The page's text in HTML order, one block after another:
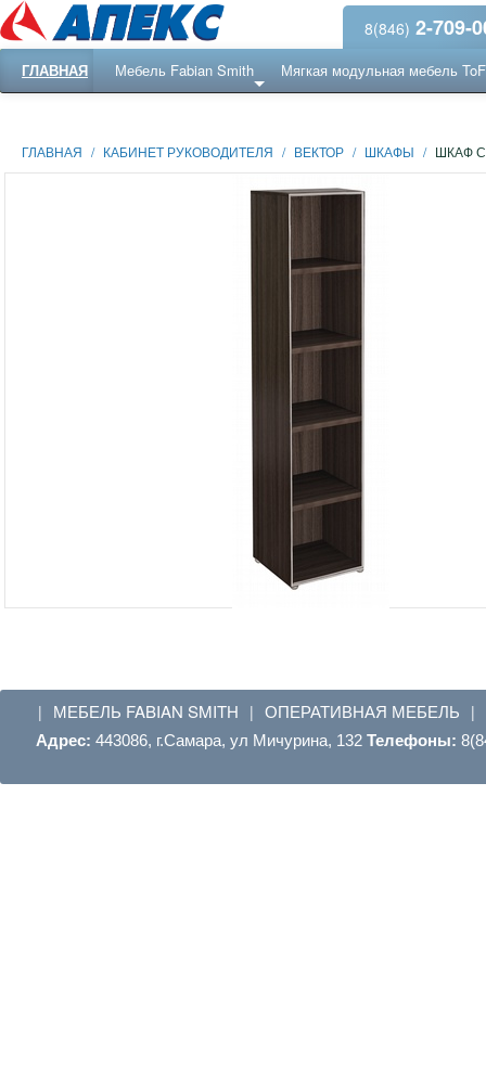
8(846) 2-709-
ГЛАВНАЯ Мебель Fabian Smith Мягкая модульная мебель
ГЛАВНАЯ / КАБИНЕТ РУКОВОДИТЕЛЯ / ВЕКТОР / ШКАФЫ / ШКАФ
| МЕБЕЛЬ FABIAN SMITH | ОПЕРАТИВНАЯ МЕБЕЛЬ |
Адрес: 443086, г.Самара, ул Мичурина, 132 Телефоны: